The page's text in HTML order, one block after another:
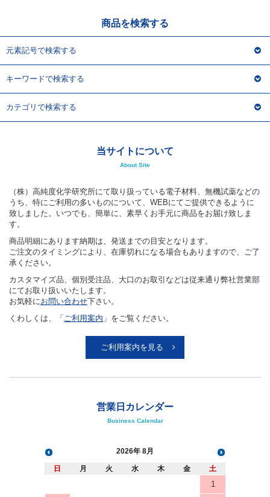
商品を検索する
元素記号で検索する
キーワードで検索する
カテゴリで検索する
当サイトについて
About Site
（株）高純度化学研究所にて取り扱っている電子材料、無機試薬などの
うち、特にご利用の多いものについて、WEBにてご提供できるように
致しました。いつでも、簡単に、素早くお手元に商品をお届け致しま
す。
商品明細にあります納期は、発送までの目安となります。
ご注文のタイミングにより、在庫切れになる場合もありますので、ご了
承ください。
カスタマイズ品、個別受注品、大口のお取引などは従来通り弊社営業部
にてお取り扱いいたします。
お気軽にお問い合わせ下さい。
くわしくは、「 ご利用案内 」をご覧ください。
ご利用案内を見る
営業日カレンダー
Business Calendar
2026 8月
日 月 火 水 木 金 土
1